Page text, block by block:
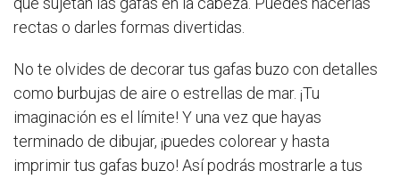
rectas o darles formas divertidas.
No te olvides de decorar tus gafas buzo con detalles
como burbujas de aire o estrellas de mar. ¡Tu
imaginación es el límite! Y una vez que hayas
terminado de dibujar, ¡puedes colorear y hasta
imprimir tus gafas buzo! Así podrás mostrarle a tus